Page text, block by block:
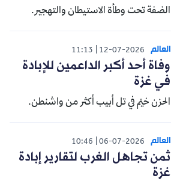
الضفة تحت وطأة الاستيطان والتهجير.
العالم 12-07-2026
11:13
وفاة أحد أكبر الداعمين للإبادة
في غزة
الحزن خيّم في تل أبيب أكثر من واشنطن.
العالم 06-07-2026
10:46
ثمن تجاهل الغرب لتقارير إبادة
غزة